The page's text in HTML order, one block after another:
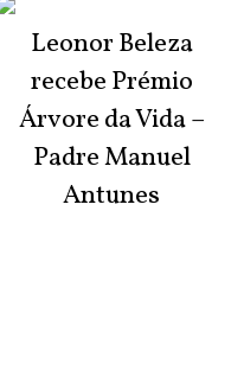
Leonor Beleza
recebe Prémio
Árvore da Vida –
Padre Manuel
Antunes